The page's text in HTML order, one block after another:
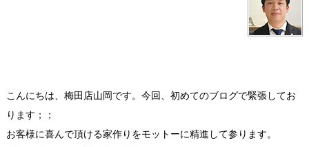
こんにちは、梅田店山岡です。今回、初めてのブログで緊張してお
ります；；
お客様に喜んで頂ける家作りをモットーに精進して参ります。